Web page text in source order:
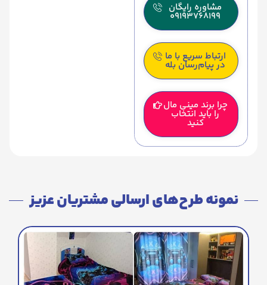
مشاوره رایگان
09193768199
ارتباط سریع با ما
در پیام‌رسان بله
چرا برند مینی مال
را باید انتخاب
کنید
نمونه طرح‌های ارسالی مشتریان عزیز